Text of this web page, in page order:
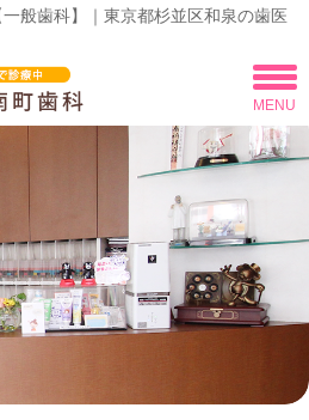
般歯科】｜東京都杉並区和泉の歯医
MENU